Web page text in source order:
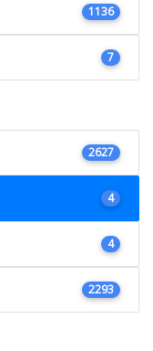
1136
7
2627
4
4
2293